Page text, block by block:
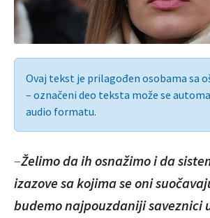
Ovaj tekst je prilagođen osobama sa
– označeni deo teksta može se
audio formatu.
–Želimo da ih osnažimo i da
izazove sa kojima se oni
budemo najpouzdaniji saveznici